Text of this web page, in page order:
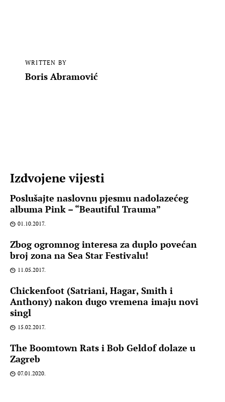
WRITTEN BY
Boris Abramović
Izdvojene vijesti
Poslušajte naslovnu pjesmu nadolazećeg
albuma Pink – “Beautiful Trauma”
01.10.2017.
Zbog ogromnog interesa za duplo povećan
broj zona na Sea Star Festivalu!
11.05.2017.
Chickenfoot (Satriani, Hagar, Smith i
Anthony) nakon dugo vremena imaju novi
singl
15.02.2017.
The Boomtown Rats i Bob Geldof dolaze u
Zagreb
07.01.2020.